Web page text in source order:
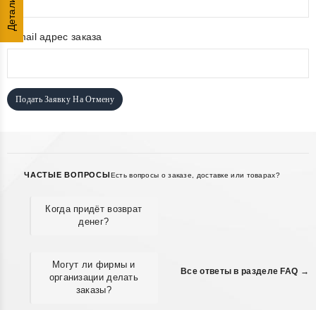
Детали
E-mail адрес заказа
Подать Заявку На Отмену
ЧАСТЫЕ ВОПРОСЫ Есть вопросы о заказе, доставке или товарах?
Когда придёт возврат
денег?
Могут ли фирмы и
организации делать
заказы?
Все ответы в разделе FAQ →